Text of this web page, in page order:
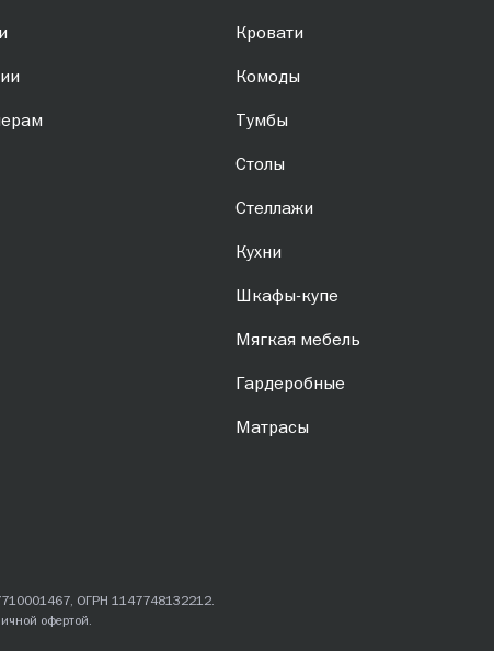
Кровати
Комоды
Тумбы
Столы
Стеллажи
Кухни
Шкафы-купе
Мягкая мебель
Гардеробные
Матрасы
ОГРН 1147748132212.
офертой.